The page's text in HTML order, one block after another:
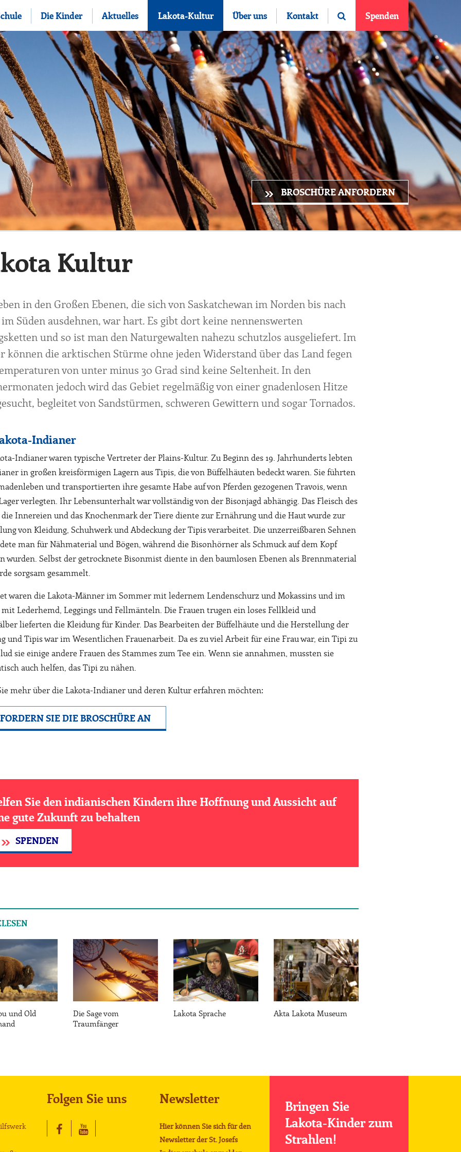
Die Kinder Aktuelles Lakota-Kultur Über uns Kontakt Spenden
BROSCHÜRE ANFORDERN
Kultur
in den Großen Ebenen, die sich von Saskatchewan im Norden bis nach
im Süden ausdehnen, war hart. Es gibt dort keine nennenswerten
und so ist man den Naturgewalten nahezu schutzlos ausgeliefert. Im
können die arktischen Stürme ohne jeden Widerstand über das Land fegen
von unter minus 30 Grad sind keine Seltenheit. In den
jedoch wird das Gebiet regelmäßig von einer gnadenlosen Hitze
begleitet von Sandstürmen, schweren Gewittern und sogar Tornados.
Indianer
Indianer waren typische Vertreter der Plains-Kultur. Zu Beginn des 19. Jahrhunderts lebten
in großen kreisförmigen Lagern aus Tipis, die von Büffelhäuten bedeckt waren. Sie führten
und transportierten ihre gesamte Habe auf von Pferden gezogenen Travois, wenn
verlegten. Ihr Lebensunterhalt war vollständig von der Bisonjagd abhängig. Das Fleisch des
die Innereien und das Knochenmark der Tiere diente zur Ernährung und die Haut wurde zur
von Kleidung, Schuhwerk und Abdeckung der Tipis verarbeitet. Die unzerreißbaren Sehnen
man für Nähmaterial und Bögen, während die Bisonhörner als Schmuck auf dem Kopf
wurden. Selbst der getrocknete Bisonmist diente in den baumlosen Ebenen als Brennmaterial
sorgsam gesammelt.
waren die Lakota-Männer im Sommer mit ledernem Lendenschurz und Mokassins und im
Lederhemd, Leggings und Fellmänteln. Die Frauen trugen ein loses Fellkleid und
lieferten die Kleidung für Kinder. Das Bearbeiten der Büffelhäute und die Herstellung der
und Tipis war im Wesentlichen Frauenarbeit. Da es zu viel Arbeit für eine Frau war, ein Tipi zu
sie einige andere Frauen des Stammes zum Tee ein. Wenn sie annahmen, mussten sie
auch helfen, das Tipi zu nähen.
mehr über die Lakota-Indianer und deren Kultur erfahren möchten:
FORDERN SIE DIE BROSCHÜRE AN
Sie den indianischen Kindern ihre Hoffnung und Aussicht auf
gute Zukunft zu behalten
SPENDEN
und Old
Die Sage vom
Traumfänger
Lakota Sprache Akta Lakota Museum
Folgen Sie uns Newsletter
Hier können Sie sich für den
Newsletter der St. Josefs
Bringen Sie
Lakota-Kinder zum
Strahlen!